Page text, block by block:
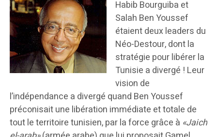
Habib Bourguiba et
Salah Ben Youssef
étaient deux leaders du
Néo-Destour, dont la
stratégie pour libérer la
Tunisie a divergé ! Leur
vision de
l’indépendance a divergé quand Ben Youssef
préconisait une libération immédiate et totale de
tout le territoire tunisien, par la force grâce à «Jaich